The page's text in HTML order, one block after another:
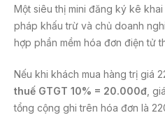
Một siêu thị mini đăng ký kê
pháp khấu trừ và chủ doanh
hợp phần mềm hóa đơn điện tử
Nếu khi khách mua hàng trị giá
thuế GTGT 10% = 20.000đ ,
tổng cộng ghi trên hóa đơn là